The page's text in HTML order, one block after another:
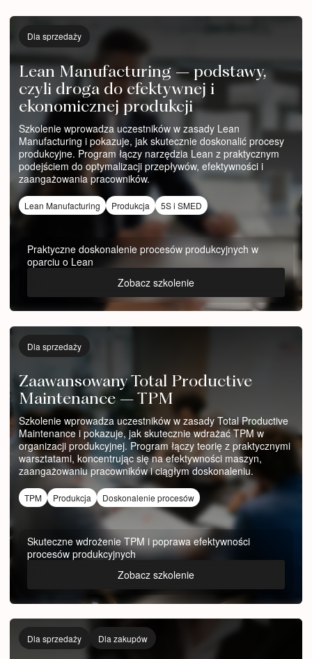
Dla sprzedaży
Lean Manufacturing – podstawy,
czyli droga do efektywnej i
ekonomicznej produkcji
Szkolenie wprowadza uczestników w zasady Lean
Manufacturing i pokazuje, jak skutecznie doskonalić procesy
produkcyjne. Program łączy narzędzia Lean z praktycznym
podejściem do optymalizacji przepływów, efektywności i
zaangażowania pracowników.
Lean Manufacturing Produkcja 5S i SMED
Praktyczne doskonalenie procesów produkcyjnych w
oparciu o Lean
Zobacz szkolenie
Dla sprzedaży
Zaawansowany Total Productive
Maintenance – TPM
Szkolenie wprowadza uczestników w zasady Total Productive
Maintenance i pokazuje, jak skutecznie wdrażać TPM w
organizacji produkcyjnej. Program łączy teorię z praktycznymi
warsztatami, koncentrując się na efektywności maszyn,
zaangażowaniu pracowników i ciągłym doskonaleniu.
TPM Produkcja Doskonalenie procesów
Skuteczne wdrożenie TPM i poprawa efektywności
procesów produkcyjnych
Zobacz szkolenie
Dla sprzedaży Dla zakupów